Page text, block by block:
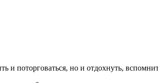
и поторговаться, но и отдохнуть,